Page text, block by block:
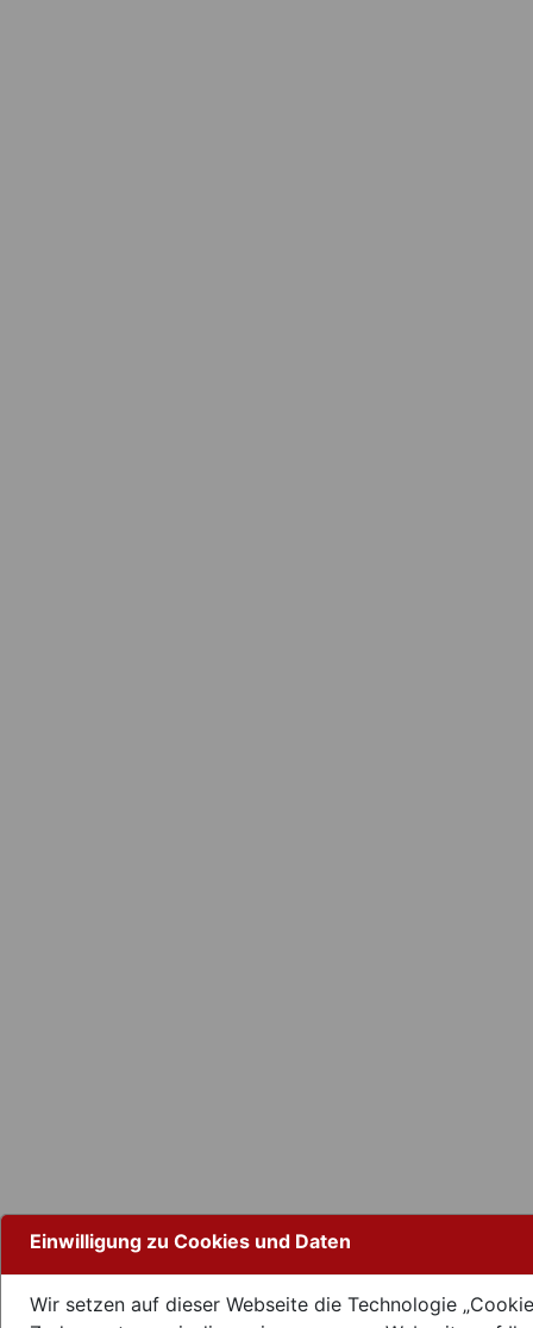
Einwilligung zu Cookies und Daten
Wir setzen auf dieser Webseite die Technologie